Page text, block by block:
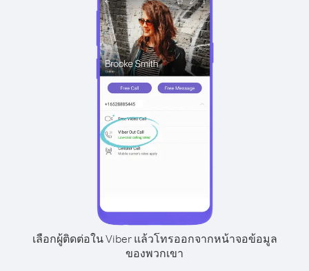
เลือกผู้ติดต่อใน Viber แล้วโทรออกจากหน้าจอข้อมูล
ของพวกเขา